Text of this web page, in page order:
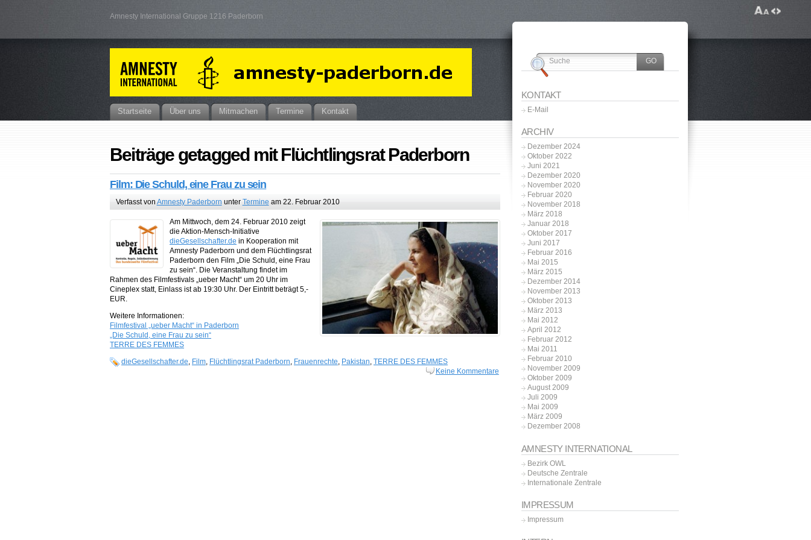
Amnesty International Gruppe 1216 Paderborn
Startseite Über uns Mitmachen Termine Kontakt
Beiträge getagged mit Flüchtlingsrat Paderborn
Film: Die Schuld, eine Frau zu sein
Verfasst von Amnesty Paderborn unter Termineam 22. Februar 2010
Am Mittwoch, dem 24. Februar 2010 zeigt
die Aktion-Mensch-Initiative
dieGesellschafter.de in Kooperation mit
Amnesty Paderborn und dem Flüchtlingsrat
Paderborn den Film „Die Schuld, eine Frau
zu sein“. Die Veranstaltung findet im
Rahmen des Filmfestivals „ueber Macht“ um 20 Uhr im
Cineplex statt, Einlass ist ab 19:30 Uhr. Der Eintritt beträgt 5,-
EUR.
Weitere Informationen:
Filmfestival „ueber Macht“ in Paderborn
„Die Schuld, eine Frau zu sein“
TERRE DES FEMMES
dieGesellschafter.de Film Flüchtlingsrat Paderborn Frauenrechte Pakistan TERRE DES FEMMES
Keine Kommentare
KONTAKT
E-Mail
ARCHIV
Dezember 2024
Oktober 2022
Juni 2021
Dezember 2020
November 2020
Februar 2020
November 2018
März 2018
Januar 2018
Oktober 2017
Juni 2017
Februar 2016
Mai 2015
März 2015
Dezember 2014
November 2013
Oktober 2013
März 2013
Mai 2012
April 2012
Februar 2012
Mai 2011
Februar 2010
November 2009
Oktober 2009
August 2009
Juli 2009
Mai 2009
März 2009
Dezember 2008
AMNESTY INTERNATIONAL
Bezirk OWL
Deutsche Zentrale
Internationale Zentrale
IMPRESSUM
Impressum